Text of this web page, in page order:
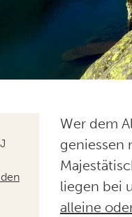
Wer dem
geniessen
liegen bei
alleine